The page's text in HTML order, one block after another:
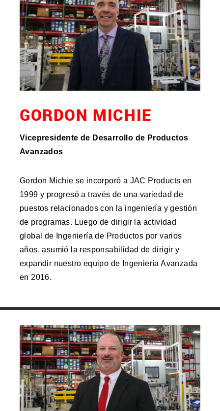
GORDON MICHIE
Vicepresidente de Desarrollo de Productos
Avanzados
Gordon Michie se incorporó a JAC Products en
1999 y progresó a través de una variedad de
puestos relacionados con la ingeniería y gestión
de programas. Luego de dirigir la actividad
global de Ingeniería de Productos por varios
años, asumió la responsabilidad de dirigir y
expandir nuestro equipo de Ingeniería Avanzada
en 2016.